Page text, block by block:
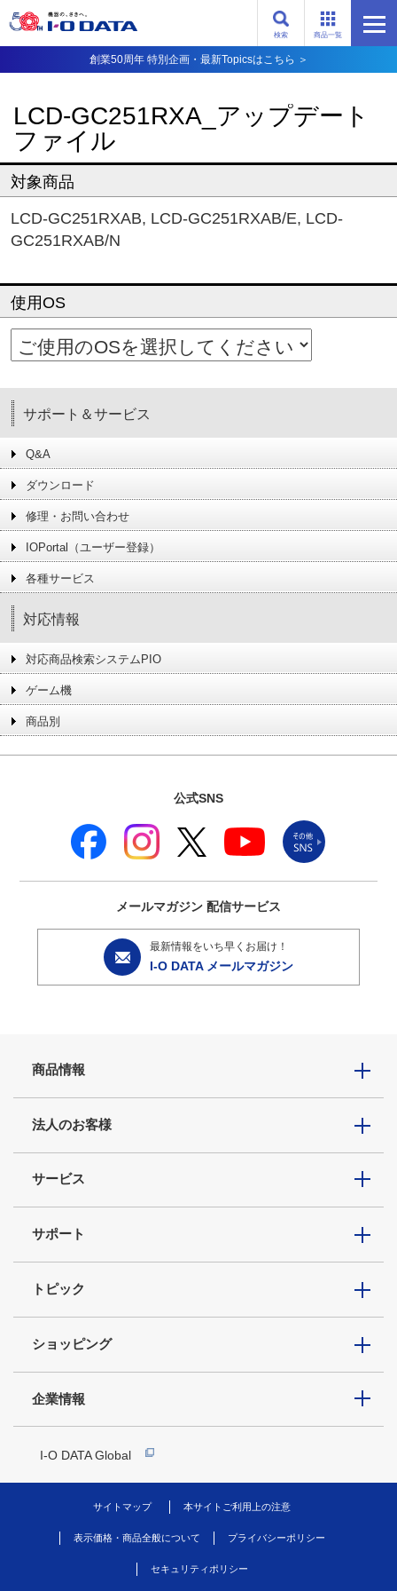
商品一覧
検索
創業50周年 特別企画・最新Topicsはこちら ＞
LCD-GC251RXA_アップデート
ファイル
対象商品
LCD-GC251RXAB, LCD-GC251RXAB/E, LCD-
GC251RXAB/N
使用OS
サポート＆サービス
Q&A
ダウンロード
修理・お問い合わせ
IOPortal（ユーザー登録）
各種サービス
対応情報
対応商品検索システムPIO
ゲーム機
商品別
公式SNS
メールマガジン 配信サービス
最新情報をいち早くお届け！
I-O DATA メールマガジン
商品情報
法人のお客様
サービス
サポート
トピック
ショッピング
企業情報
I-O DATA Global
サイトマップ 本サイトご利用上の注意
表示価格・商品全般について プライバシーポリシー
セキュリティポリシー